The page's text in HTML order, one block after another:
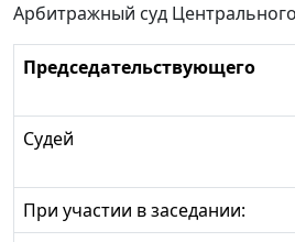
Арбитражный суд Центрального
Председательствующего
Судей
При участии в заседании: